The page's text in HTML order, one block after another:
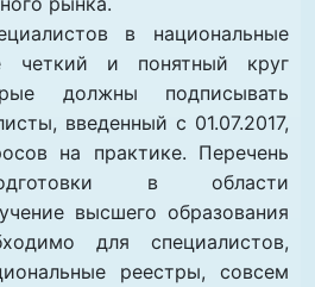
в национальные
четкий и понятный круг
должны подписывать
введенный с 01.07.2017,
на практике. Перечень
в области
высшего образования
для специалистов,
реестры, совсем